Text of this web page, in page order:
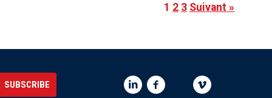
1 2 3 Suivant »